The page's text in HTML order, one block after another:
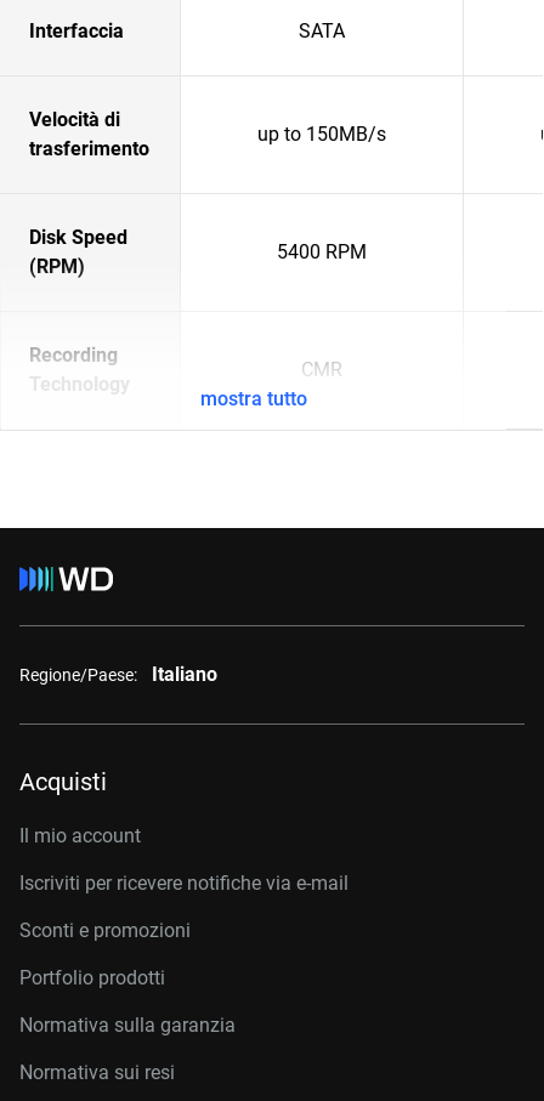
Interfaccia SATA
Velocità di
trasferimento
up to 150MB/s
Disk Speed
(RPM)
5400 RPM
Recording
Technology
CMR
mostra tutto
Regione/Paese: Italiano
Acquisti
Il mio account
Iscriviti per ricevere notifiche via e-mail
Sconti e promozioni
Portfolio prodotti
Normativa sulla garanzia
Normativa sui resi